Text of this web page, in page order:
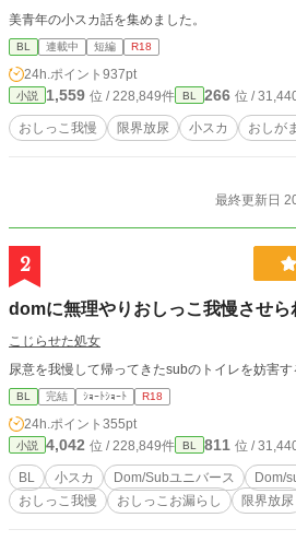
美青年の小スカ話を集めました。
BL 連載中 短編 R18
24h.ポイント 937pt
小説 1,559 位 / 228,849件 BL 266 位 /
おしっこ我慢 限界放尿 小スカ おしがま
最終更新日
2
domに無理やりおしっこ我慢させ
こじらせた処女
尿意を我慢して帰ってきたsubのトイレを妨害
BL 完結 ｼｮｰﾄｼｮｰﾄ R18
24h.ポイント 355pt
小説 4,042 位 / 228,849件 BL 811 位 /
BL 小スカ Dom/Subユニバース Dom/
おしっこ我慢
おしっこお漏らし 限界放尿